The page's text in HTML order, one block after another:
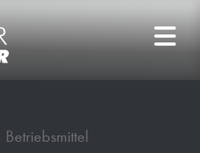
Betriebsmittel